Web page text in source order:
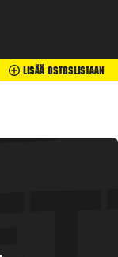
Lisää Ostoslistaan